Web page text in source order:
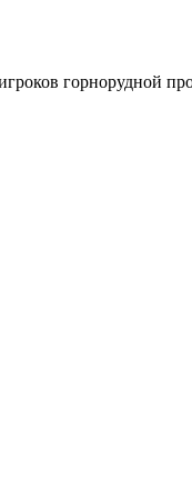
горнорудной